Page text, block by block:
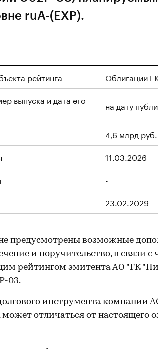
ruA-(EXP).
рейтинга
Облигации
выпуска и дата его
на дату
4,6 млрд руб.
11.03.2026
-
23.02.2029
предусмотрены возможные
и поручительство, в связи с
рейтингом эмитента АО "ГК
03.
инструмента компании
отличаться от настоящего